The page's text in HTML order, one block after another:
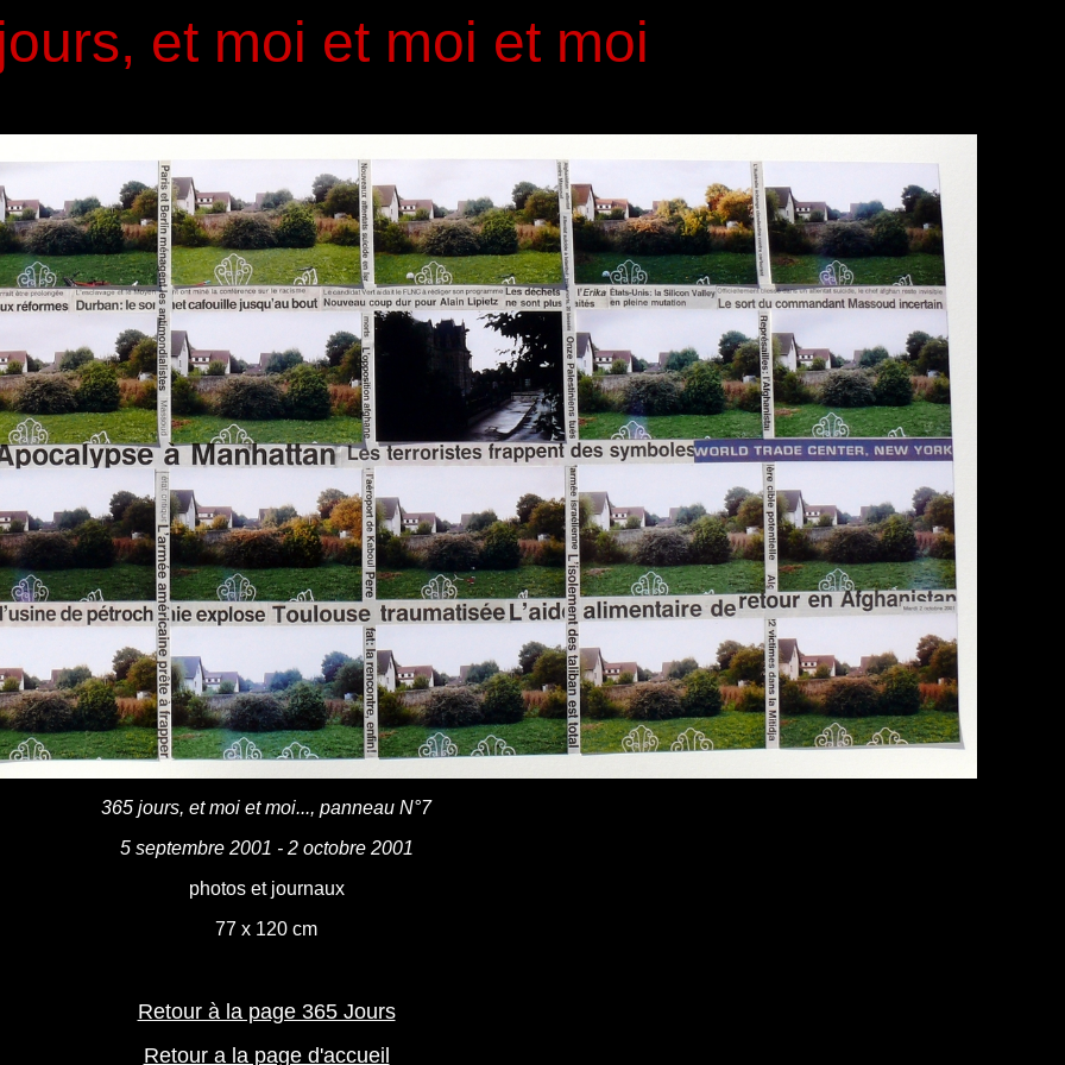
et moi et moi et moi
365 jours, et moi et moi..., panneau N°7
5 septembre 2001 - 2 octobre 2001
photos et journaux
77 x 120 cm
Retour à la page 365 Jours
Retour a la page d'accueil